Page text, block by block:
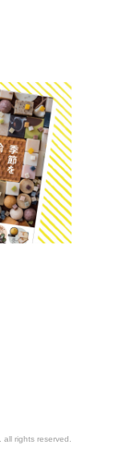
. all rights reserved.